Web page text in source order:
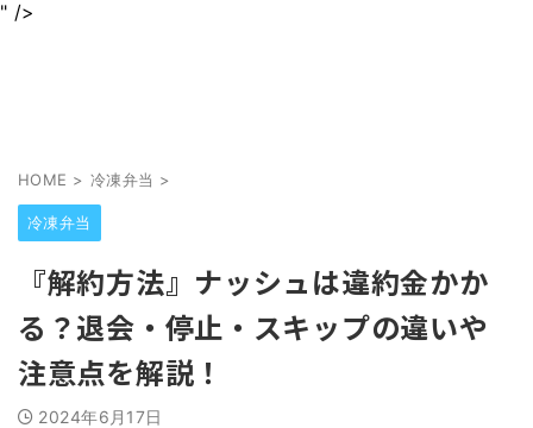
" />
HOME > 冷凍弁当 >
冷凍弁当
『解約方法』ナッシュは違約金かか
る？退会・停止・スキップの違いや
注意点を解説！
2024年6月17日